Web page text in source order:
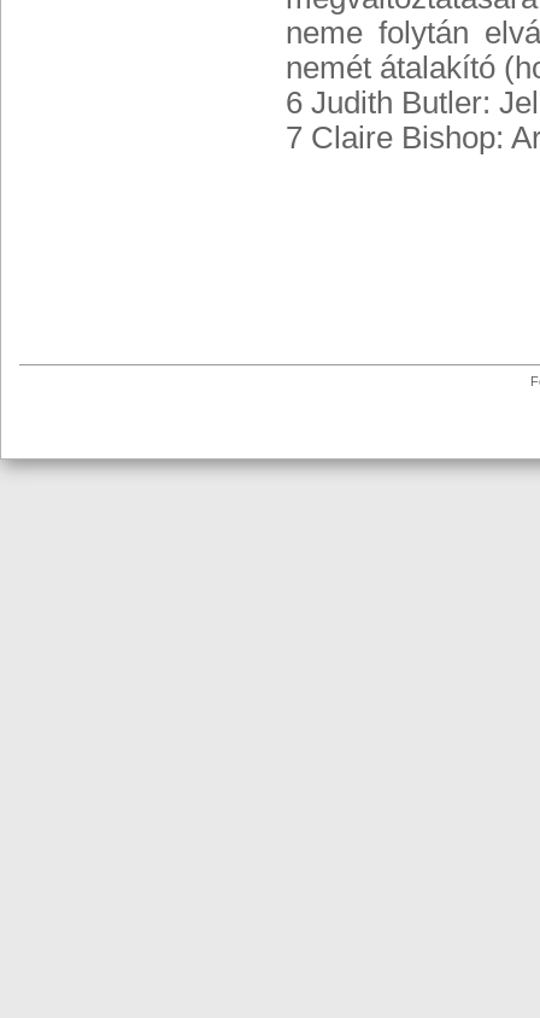
neme folytán
nemét átalakító
6 Judith Butler:
7 Claire Bishop: